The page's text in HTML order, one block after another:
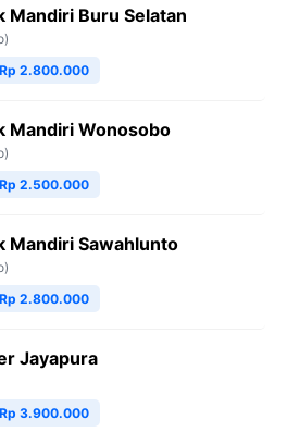
Mandiri Buru Selatan
Rp 2.800.000
Mandiri Wonosobo
Rp 2.500.000
Mandiri Sawahlunto
Rp 2.800.000
Jayapura
Rp 3.900.000